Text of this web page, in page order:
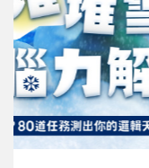
最新活動